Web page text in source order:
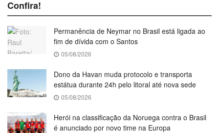
Confira!
Permanência de Neymar no Brasil está ligada ao
fim de dívida com o Santos
05/08/2026
Dono da Havan muda protocolo e transporta
estátua durante 24h pelo litoral até nova sede
05/08/2026
Herói na classificação da Noruega contra o Brasil
é anunciado por novo time na Europa